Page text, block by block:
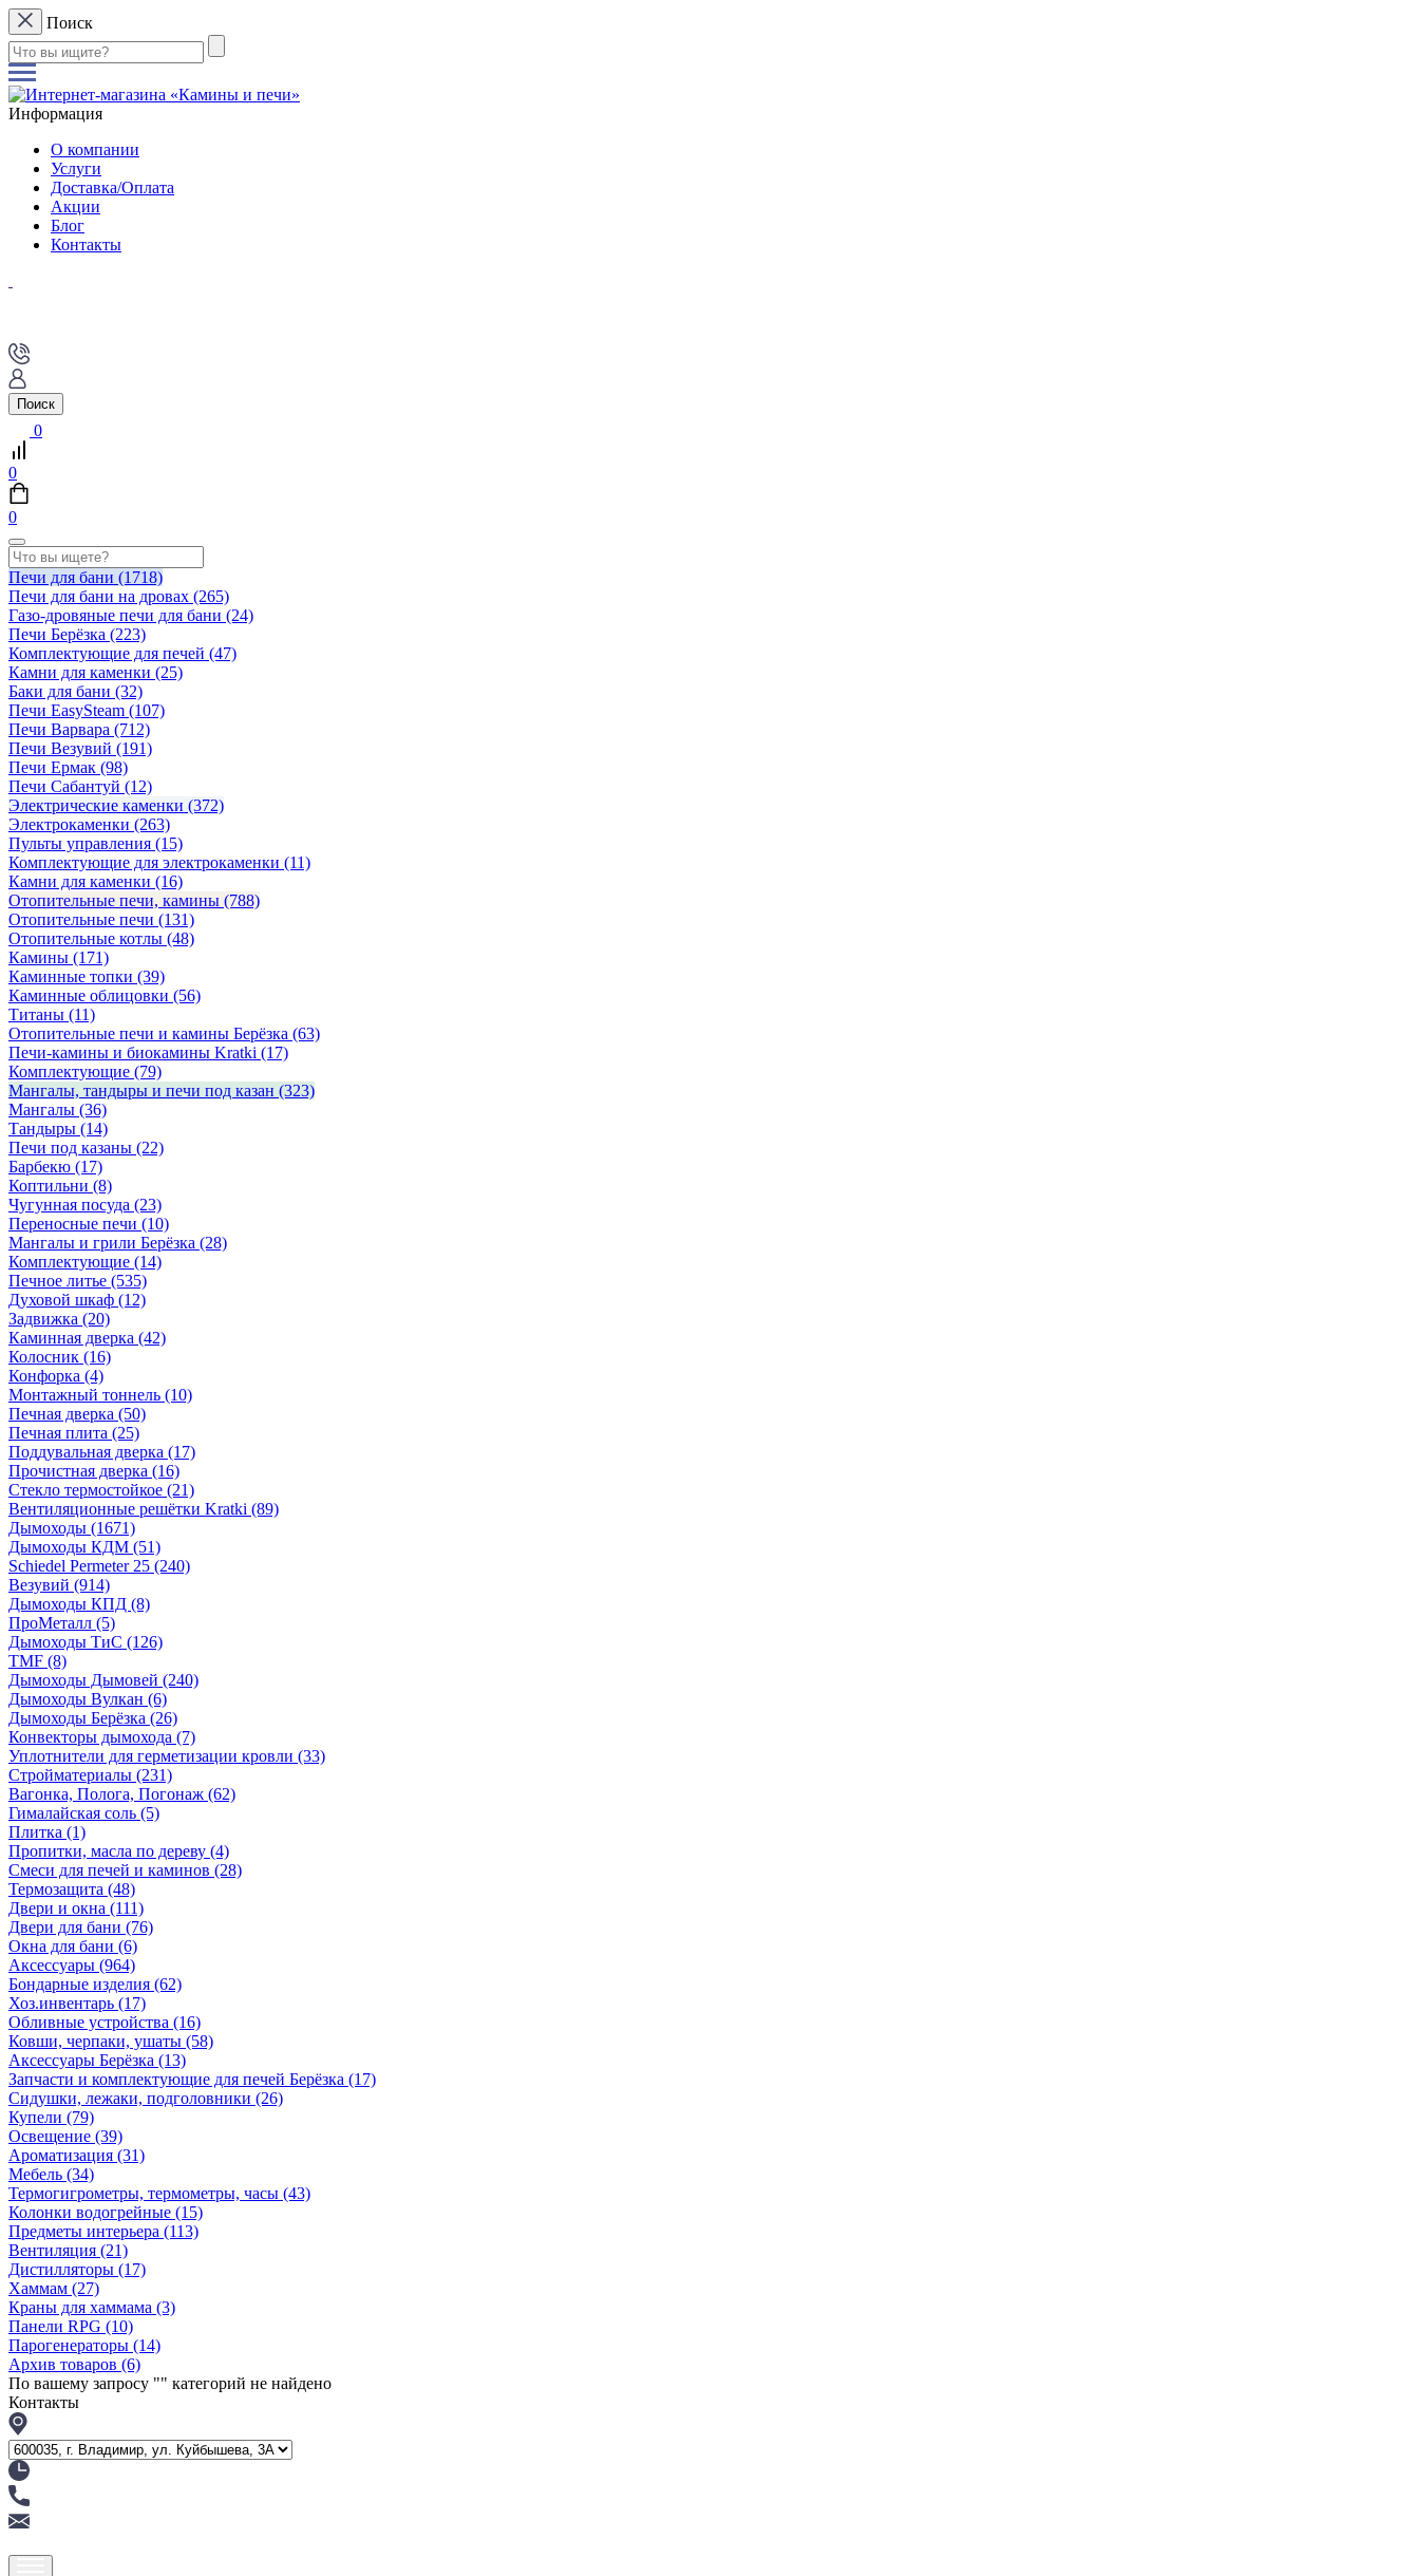
Поиск
Информация
О компании
Услуги
Доставка/Оплата
Акции
Блог
Контакты
Поиск
0
0
0
Печи для бани (1718)
Печи для бани на дровах (265)
Газо-дровяные печи для бани (24)
Печи Берёзка (223)
Комплектующие для печей (47)
Камни для каменки (25)
Баки для бани (32)
Печи EasySteam (107)
Печи Варвара (712)
Печи Везувий (191)
Печи Ермак (98)
Печи Сабантуй (12)
Электрические каменки (372)
Электрокаменки (263)
Пульты управления (15)
Комплектующие для электрокаменки (11)
Камни для каменки (16)
Отопительные печи, камины (788)
Отопительные печи (131)
Отопительные котлы (48)
Камины (171)
Каминные топки (39)
Каминные облицовки (56)
Титаны (11)
Отопительные печи и камины Берёзка (63)
Печи-камины и биокамины Kratki (17)
Комплектующие (79)
Мангалы, тандыры и печи под казан (323)
Мангалы (36)
Тандыры (14)
Печи под казаны (22)
Барбекю (17)
Коптильни (8)
Чугунная посуда (23)
Переносные печи (10)
Мангалы и грили Берёзка (28)
Комплектующие (14)
Печное литье (535)
Духовой шкаф (12)
Задвижка (20)
Каминная дверка (42)
Колосник (16)
Конфорка (4)
Монтажный тоннель (10)
Печная дверка (50)
Печная плита (25)
Поддувальная дверка (17)
Прочистная дверка (16)
Стекло термостойкое (21)
Вентиляционные решётки Kratki (89)
Дымоходы (1671)
Дымоходы КДМ (51)
Schiedel Permeter 25 (240)
Везувий (914)
Дымоходы КПД (8)
ПроМеталл (5)
Дымоходы ТиС (126)
TMF (8)
Дымоходы Дымовей (240)
Дымоходы Вулкан (6)
Дымоходы Берёзка (26)
Конвекторы дымохода (7)
Уплотнители для герметизации кровли (33)
Стройматериалы (231)
Вагонка, Полога, Погонаж (62)
Гималайская соль (5)
Плитка (1)
Пропитки, масла по дереву (4)
Смеси для печей и каминов (28)
Термозащита (48)
Двери и окна (111)
Двери для бани (76)
Окна для бани (6)
Аксессуары (964)
Бондарные изделия (62)
Хоз.инвентарь (17)
Обливные устройства (16)
Ковши, черпаки, ушаты (58)
Аксессуары Берёзка (13)
Запчасти и комплектующие для печей Берёзка (17)
Сидушки, лежаки, подголовники (26)
Купели (79)
Освещение (39)
Ароматизация (31)
Мебель (34)
Термогигрометры, термометры, часы (43)
Колонки водогрейные (15)
Предметы интерьера (113)
Вентиляция (21)
Дистилляторы (17)
Хаммам (27)
Краны для хаммама (3)
Панели RPG (10)
Парогенераторы (14)
Архив товаров (6)
По вашему запросу "" категорий не найдено
Контакты